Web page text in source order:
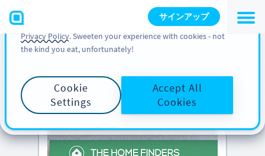
サインアップ
PRO のヒント
コードのアイデア
をご覧ください
You can also find more information about cookies, our
analytic activities and your rights in our Cookie Policy and
Privacy Policy. Sweeten your experience with cookies - not
the kind you eat, unfortunately!
Cookie
Settings
Accept All
Cookies